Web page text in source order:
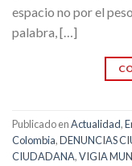
espacio no por el
palabra, […]
Publicado enActualidad,
Colombia,DENUNCIAS
CIUDADANA,VIGIA